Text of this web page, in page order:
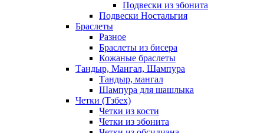
Подвески из эбонита
Подвески Ностальгия
Браслеты
Разное
Браслеты из бисера
Кожаные браслеты
Тандыр, Мангал, Шампура
Тандыр, мангал
Шампура для шашлыка
Четки (Тзбех)
Четки из кости
Четки из эбонита